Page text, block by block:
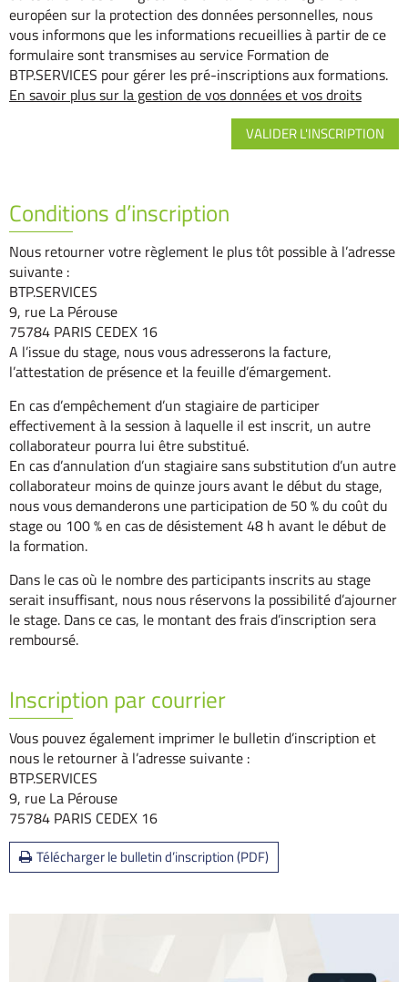
européen sur la protection des données personnelles, nous
vous informons que les informations recueillies à partir de ce
formulaire sont transmises au service Formation de
BTP.SERVICES pour gérer les pré-inscriptions aux formations.
En savoir plus sur la gestion de vos données et vos droits
Conditions d’inscription
Nous retourner votre règlement le plus tôt possible à l’adresse
suivante :
BTP.SERVICES
9, rue La Pérouse
75784 PARIS CEDEX 16
A l’issue du stage, nous vous adresserons la facture,
l’attestation de présence et la feuille d’émargement.
En cas d’empêchement d’un stagiaire de participer
effectivement à la session à laquelle il est inscrit, un autre
collaborateur pourra lui être substitué.
En cas d’annulation d’un stagiaire sans substitution d’un autre
collaborateur moins de quinze jours avant le début du stage,
nous vous demanderons une participation de 50 % du coût du
stage ou 100 % en cas de désistement 48 h avant le début de
la formation.
Dans le cas où le nombre des participants inscrits au stage
serait insuffisant, nous nous réservons la possibilité d’ajourner
le stage. Dans ce cas, le montant des frais d’inscription sera
remboursé.
Inscription par courrier
Vous pouvez également imprimer le bulletin d’inscription et
nous le retourner à l’adresse suivante :
BTP.SERVICES
9, rue La Pérouse
75784 PARIS CEDEX 16
Télécharger le bulletin d’inscription (PDF)